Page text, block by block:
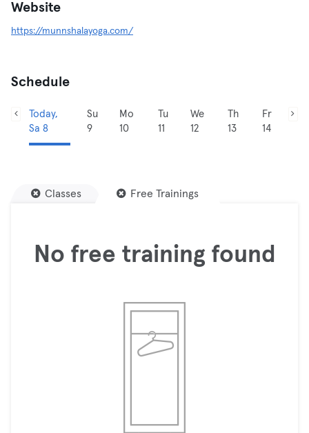
Website
https://munnshalayoga.com/
Schedule
Today,
Sa 8
Su
9
Mo
10
Tu
11
We
12
Th
13
Fr
14
Classes Free Trainings
No free training found